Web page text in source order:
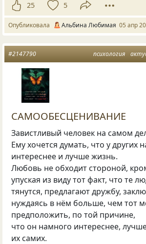
25 5
Опубликовала Альбина Любимая 05 апр
психология
#2147790
САМООБЕСЦЕНИВАНИЕ
Завистливый человек на самом
Ему хочется думать, что у других
интереснее и лучше жизнь.
Любовь не обходит стороной,
упуская из виду тот факт, что те
тянутся, предлагают дружбу,
нуждаясь в нём больше, чем тот
предположить, по той причине,
что он намного интереснее,
их самих.